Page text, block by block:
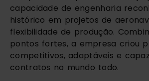
capacidade de engenharia
histórico em projetos de
flexibilidade de produção.
pontos fortes, a empresa criou
competitivos, adaptáveis e
contratos no mundo todo.